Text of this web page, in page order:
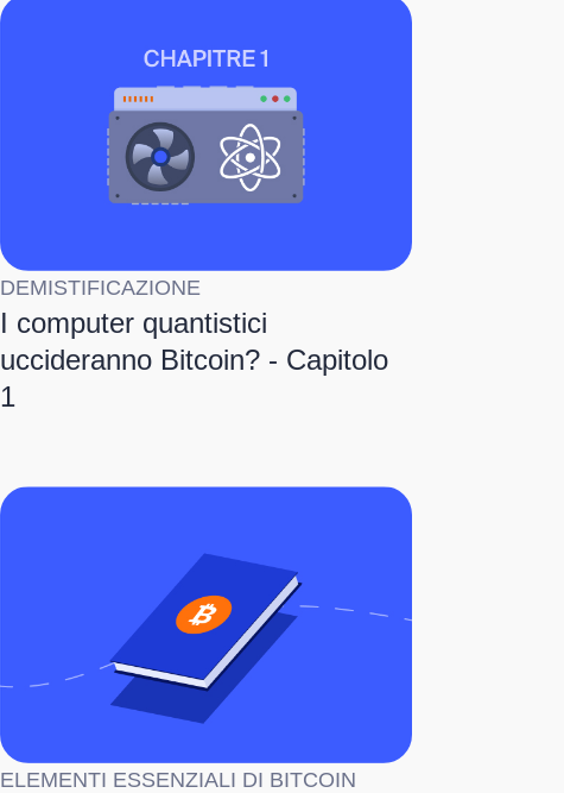
DEMISTIFICAZIONE
I computer quantistici
uccideranno Bitcoin? - Capitolo
1
ELEMENTI ESSENZIALI DI BITCOIN